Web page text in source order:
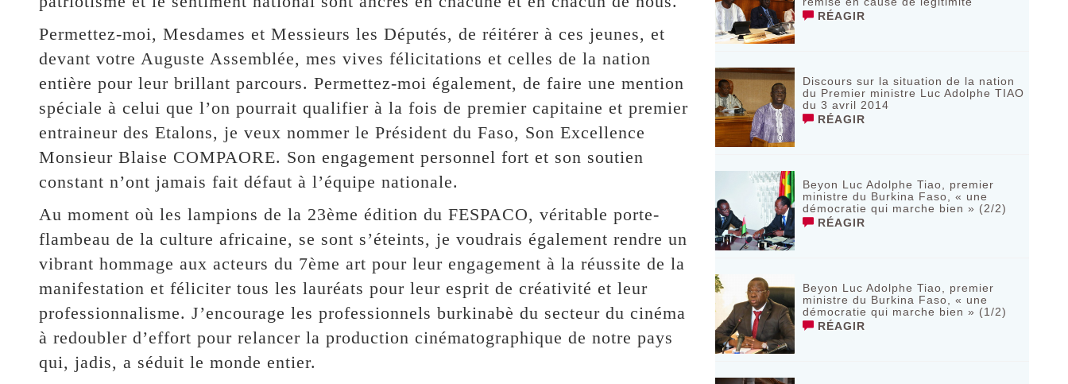
Permettez-moi, Mesdames et Messieurs les Députés, de réitérer à ces jeunes, et
devant votre Auguste Assemblée, mes vives félicitations et celles de la nation
entière pour leur brillant parcours. Permettez-moi également, de faire une mention
spéciale à celui que l’on pourrait qualifier à la fois de premier capitaine et premier
entraineur des Etalons, je veux nommer le Président du Faso, Son Excellence
Monsieur Blaise COMPAORE. Son engagement personnel fort et son soutien
constant n’ont jamais fait défaut à l’équipe nationale.
Au moment où les lampions de la 23ème édition du FESPACO, véritable porte-
flambeau de la culture africaine, se sont s’éteints, je voudrais également rendre un
vibrant hommage aux acteurs du 7ème art pour leur engagement à la réussite de la
manifestation et féliciter tous les lauréats pour leur esprit de créativité et leur
professionnalisme. J’encourage les professionnels burkinabè du secteur du cinéma
à redoubler d’effort pour relancer la production cinématographique de notre pays
qui, jadis, a séduit le monde entier.
RÉAGIR
Discours sur la situation de la nation
du Premier ministre Luc Adolphe TIAO
du 3 avril 2014
RÉAGIR
Beyon Luc Adolphe Tiao, premier
ministre du Burkina Faso, « une
démocratie qui marche bien » (2/2)
RÉAGIR
Beyon Luc Adolphe Tiao, premier
ministre du Burkina Faso, « une
démocratie qui marche bien » (1/2)
RÉAGIR